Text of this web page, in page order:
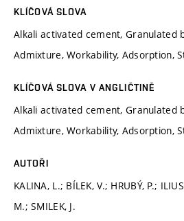
KLÍČOVÁ SLOVA
Alkali activated cement, Granulated
Admixture, Workability, Adsorption,
KLÍČOVÁ SLOVA V ANGLIČTINĚ
Alkali activated cement, Granulated
Admixture, Workability, Adsorption,
AUTOŘI
KALINA, L.; BÍLEK, V.; HRUBÝ, P.;
M.; SMILEK, J.